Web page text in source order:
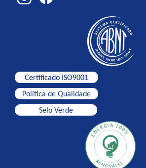
Certificado ISO9001
Política de Qualidade
Selo Verde